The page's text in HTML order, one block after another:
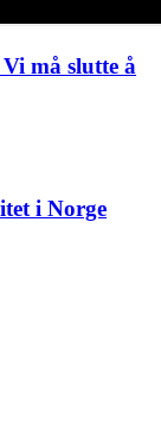
må slutte å
i Norge